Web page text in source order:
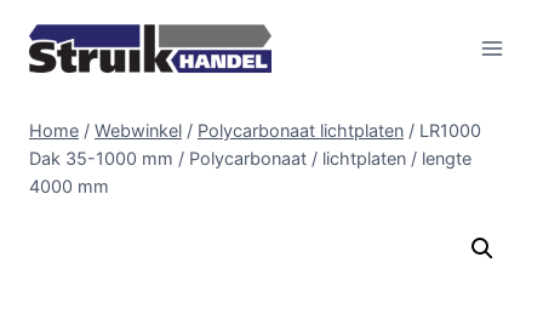
naar
inhoud
Home / Webwinkel / Polycarbonaat lichtplaten / LR1000
Dak 35-1000 mm / Polycarbonaat / lichtplaten / lengte
4000 mm